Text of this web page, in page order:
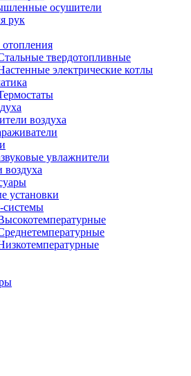
осушители
рук
твердотопливные
электрические котлы
воздуха
увлажнители
установки